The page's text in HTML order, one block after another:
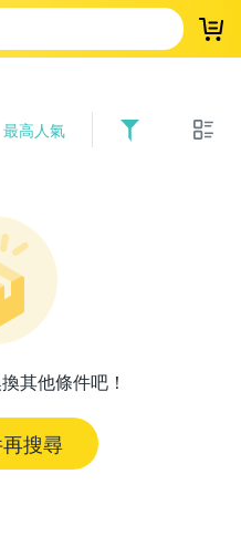
登
最高人氣
其他條件吧！
搜尋